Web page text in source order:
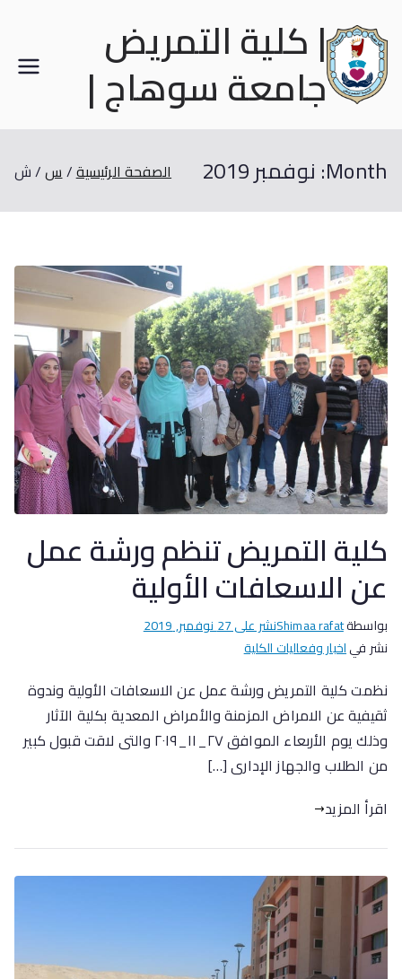
| كلية التمريض
جامعة سوهاج |
Month: نوفمبر 2019 الصفحة الرئيسية س ش
كلية التمريض تنظم ورشة عمل
عن الاسعافات الأولية
بواسطةShimaa rafatنشر على27 نوفمبر, 2019
نشر فياخبار وفعاليات الكلية
نظمت كلية التمريض ورشة عمل عن الاسعافات الأولية وندوة
ثقيفية عن الامراض المزمنة والأمراض المعدية بكلية الآثار
وذلك يوم الأربعاء الموافق ٢٧_١١_٢٠١٩ والتى لاقت قبول كبير
من الطلاب والجهاز الإدارى […]
اقرأ المزيد